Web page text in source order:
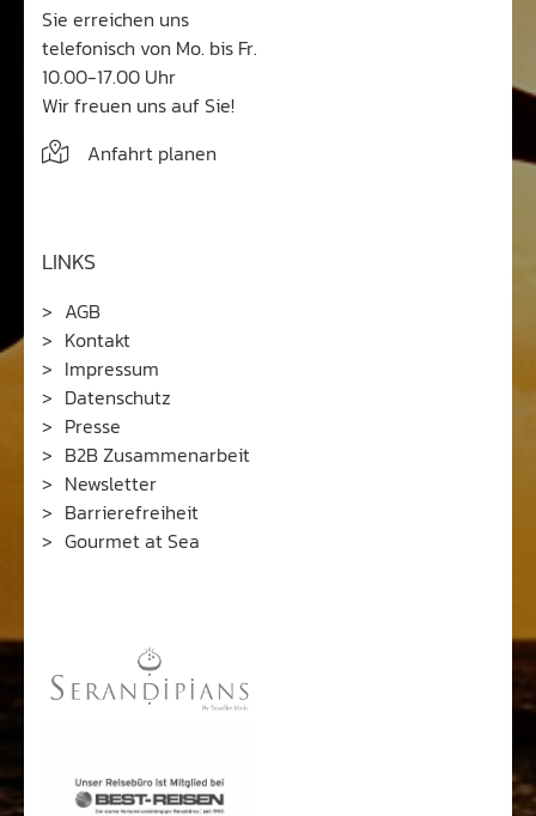
Sie erreichen uns
telefonisch von Mo. bis Fr.
10.00-17.00 Uhr
Wir freuen uns auf Sie!
Anfahrt planen
LINKS
AGB
Kontakt
Impressum
Datenschutz
Presse
B2B Zusammenarbeit
Newsletter
Barrierefreiheit
Gourmet at Sea